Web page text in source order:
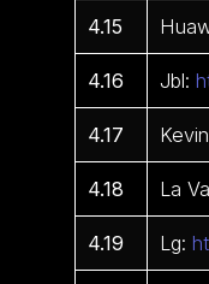
4.15
4.16 Jbl:
4.17
4.18 La
4.19 Lg: